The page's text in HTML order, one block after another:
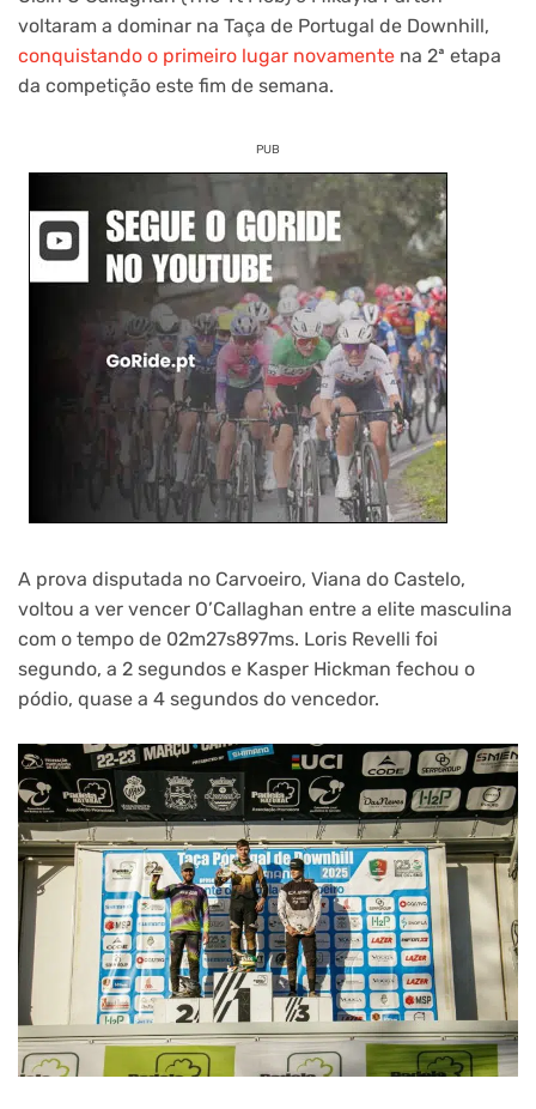
voltaram a dominar na Taça de Portugal de Downhill,
conquistando o primeiro lugar novamente na 2ª etapa
da competição este fim de semana.
PUB
A prova disputada no Carvoeiro, Viana do Castelo,
voltou a ver vencer O’Callaghan entre a elite masculina
com o tempo de 02m27s897ms. Loris Revelli foi
segundo, a 2 segundos e Kasper Hickman fechou o
pódio, quase a 4 segundos do vencedor.